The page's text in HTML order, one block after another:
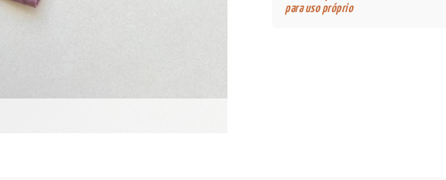
para uso próprio